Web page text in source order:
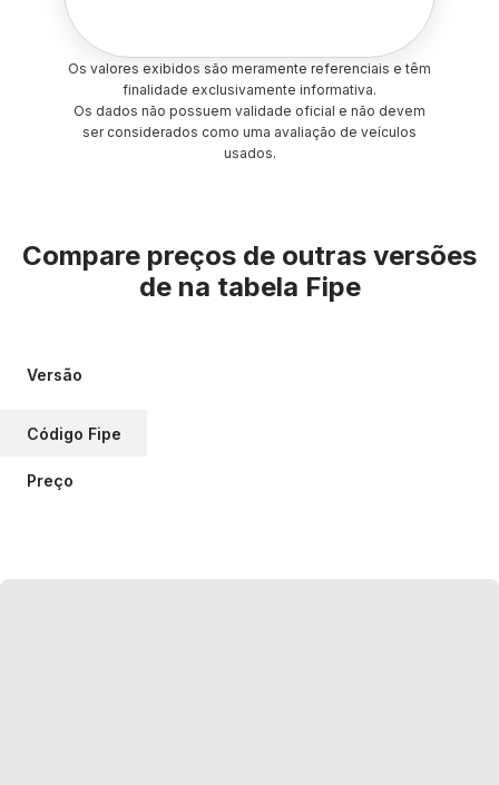
Os valores exibidos são meramente referenciais e têm
finalidade exclusivamente informativa.
Os dados não possuem validade oficial e não devem
ser considerados como uma avaliação de veículos
usados.
Compare preços de outras versões
de na tabela Fipe
Versão
Código Fipe
Preço